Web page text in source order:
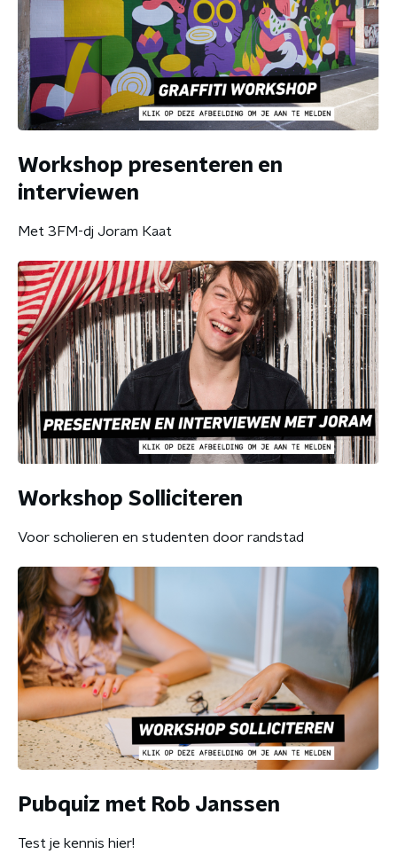
Workshop presenteren en
interviewen
Met 3FM-dj Joram Kaat
Workshop Solliciteren
Voor scholieren en studenten door randstad
Pubquiz met Rob Janssen
Test je kennis hier!